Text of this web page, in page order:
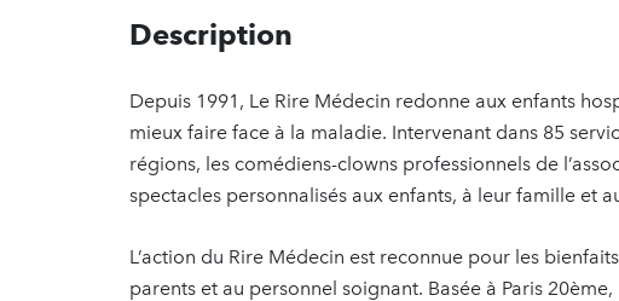
Description
Depuis 1991, Le Rire Médecin redonne aux enfants
mieux faire face à la maladie. Intervenant dans 85
régions, les comédiens-clowns professionnels de
spectacles personnalisés aux enfants, à leur famille et
L’action du Rire Médecin est reconnue pour les
parents et au personnel soignant. Basée à Paris